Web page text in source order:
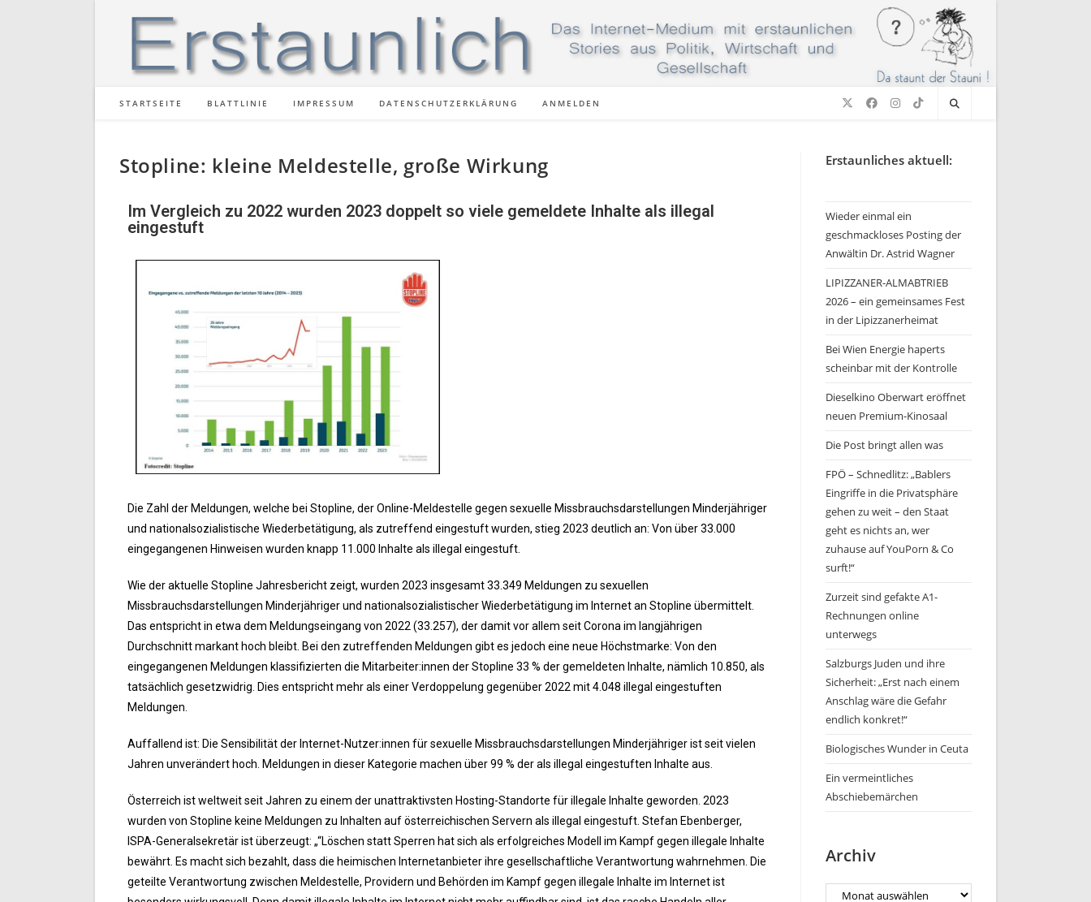
STARTSEITE BLATTLINIE IMPRESSUM DATENSCHUTZERKLÄRUNG ANMELDEN
Stopline: kleine Meldestelle, große Wirkung
Im Vergleich zu 2022 wurden 2023 doppelt so viele gemeldete Inhalte als illegal
eingestuft
Die Zahl der Meldungen, welche bei Stopline, der Online-Meldestelle gegen sexuelle Missbrauchsdarstellungen Minderjähriger
und nationalsozialistische Wiederbetätigung, als zutreffend eingestuft wurden, stieg 2023 deutlich an: Von über 33.000
eingegangenen Hinweisen wurden knapp 11.000 Inhalte als illegal eingestuft.
Wie der aktuelle Stopline Jahresbericht zeigt, wurden 2023 insgesamt 33.349 Meldungen zu sexuellen
Missbrauchsdarstellungen Minderjähriger und nationalsozialistischer Wiederbetätigung im Internet an Stopline übermittelt.
Das entspricht in etwa dem Meldungseingang von 2022 (33.257), der damit vor allem seit Corona im langjährigen
Durchschnitt markant hoch bleibt. Bei den zutreffenden Meldungen gibt es jedoch eine neue Höchstmarke: Von den
eingegangenen Meldungen klassifizierten die Mitarbeiter:innen der Stopline 33 % der gemeldeten Inhalte, nämlich 10.850, als
tatsächlich gesetzwidrig. Dies entspricht mehr als einer Verdoppelung gegenüber 2022 mit 4.048 illegal eingestuften
Meldungen.
Auffallend ist: Die Sensibilität der Internet-Nutzer:innen für sexuelle Missbrauchsdarstellungen Minderjähriger ist seit vielen
Jahren unverändert hoch. Meldungen in dieser Kategorie machen über 99 % der als illegal eingestuften Inhalte aus.
Österreich ist weltweit seit Jahren zu einem der unattraktivsten Hosting-Standorte für illegale Inhalte geworden. 2023
wurden von Stopline keine Meldungen zu Inhalten auf österreichischen Servern als illegal eingestuft. Stefan Ebenberger,
ISPA-Generalsekretär ist überzeugt: „“Löschen statt Sperren hat sich als erfolgreiches Modell im Kampf gegen illegale Inhalte
bewährt. Es macht sich bezahlt, dass die heimischen Internetanbieter ihre gesellschaftliche Verantwortung wahrnehmen. Die
geteilte Verantwortung zwischen Meldestelle, Providern und Behörden im Kampf gegen illegale Inhalte im Internet ist
Erstaunliches aktuell:
Wieder einmal ein
geschmackloses Posting der
Anwältin Dr. Astrid Wagner
LIPIZZANER-ALMABTRIEB
2026 – ein gemeinsames Fest
in der Lipizzanerheimat
Bei Wien Energie haperts
scheinbar mit der Kontrolle
Dieselkino Oberwart eröffnet
neuen Premium-Kinosaal
Die Post bringt allen was
FPÖ – Schnedlitz: „Bablers
Eingriffe in die Privatsphäre
gehen zu weit – den Staat
geht es nichts an, wer
zuhause auf YouPorn & Co
surft!“
Zurzeit sind gefakte A1-
Rechnungen online
unterwegs
Salzburgs Juden und ihre
Sicherheit: „Erst nach einem
Anschlag wäre die Gefahr
endlich konkret!“
Biologisches Wunder in Ceuta
Ein vermeintliches
Abschiebemärchen
Archiv